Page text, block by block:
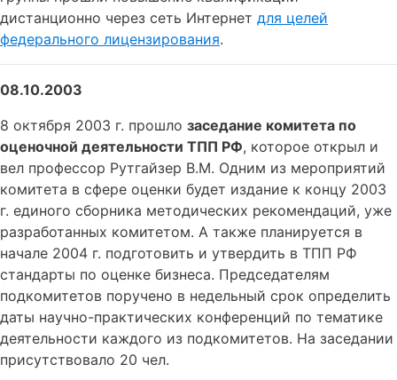
дистанционно через сеть Интернет для целей
федерального лицензирования.
08.10.2003
8 октября 2003 г. прошло заседание комитета по
оценочной деятельности ТПП РФ, которое открыл и
вел профессор Рутгайзер В.М. Одним из мероприятий
комитета в сфере оценки будет издание к концу 2003
г. единого сборника методических рекомендаций, уже
разработанных комитетом. А также планируется в
начале 2004 г. подготовить и утвердить в ТПП РФ
стандарты по оценке бизнеса. Председателям
подкомитетов поручено в недельный срок определить
даты научно-практических конференций по тематике
деятельности каждого из подкомитетов. На заседании
присутствовало 20 чел.